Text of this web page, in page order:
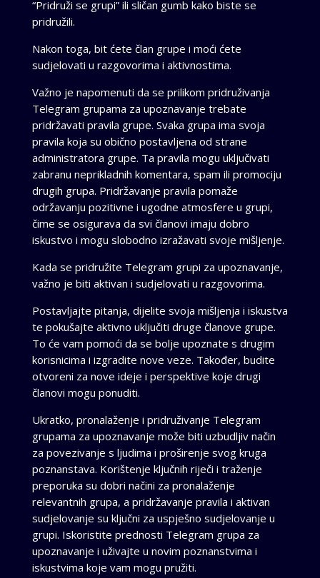
“Pridruži se grupi” ili sličan gumb kako biste se
pridružili.
Nakon toga, bit ćete član grupe i moći ćete
sudjelovati u razgovorima i aktivnostima.
Važno je napomenuti da se prilikom pridruživanja
Telegram grupama za upoznavanje trebate
pridržavati pravila grupe. Svaka grupa ima svoja
pravila koja su obično postavljena od strane
administratora grupe. Ta pravila mogu uključivati ​​
zabranu neprikladnih komentara, spam ili promociju
drugih grupa. Pridržavanje pravila pomaže
održavanju pozitivne i ugodne atmosfere u grupi,
čime se osigurava da svi članovi imaju dobro
iskustvo i mogu slobodno izražavati svoje mišljenje.
Kada se pridružite Telegram grupi za upoznavanje,
važno je biti aktivan i sudjelovati u razgovorima.
Postavljajte pitanja, dijelite svoja mišljenja i iskustva
te pokušajte aktivno uključiti druge članove grupe.
To će vam pomoći da se bolje upoznate s drugim
korisnicima i izgradite nove veze. Također, budite
otvoreni za nove ideje i perspektive koje drugi
članovi mogu ponuditi.
Ukratko, pronalaženje i pridruživanje Telegram
grupama za upoznavanje može biti uzbudljiv način
za povezivanje s ljudima i proširenje svog kruga
poznanstava. Korištenje ključnih riječi i traženje
preporuka su dobri načini za pronalaženje
relevantnih grupa, a pridržavanje pravila i aktivan
sudjelovanje su ključni za uspješno sudjelovanje u
grupi. Iskoristite prednosti Telegram grupa za
upoznavanje i uživajte u novim poznanstvima i
iskustvima koje vam mogu pružiti.